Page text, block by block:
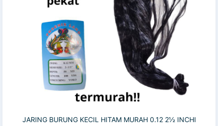
JARING BURUNG KECIL HITAM MURAH 0.12 2½ INCHI